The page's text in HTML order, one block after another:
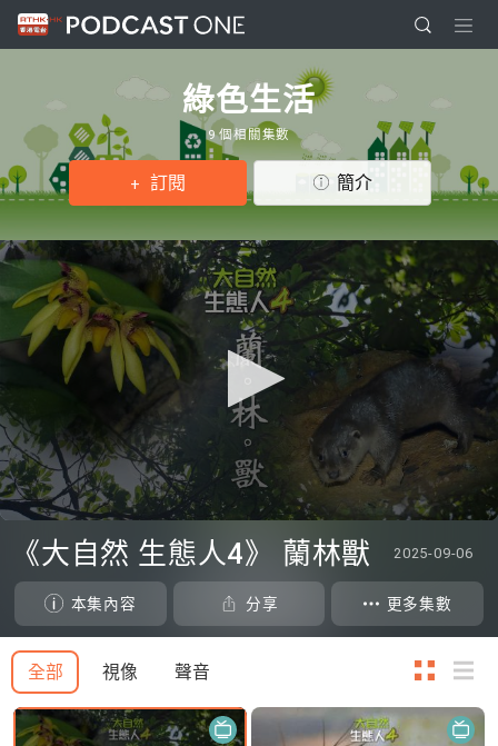
綠色生活
9 個相關集數
訂閱 簡介
seconds
seconds
《大自然 生態人4》 蘭林獸 2025-09-06
本集內容 分享 更多集數
全部 視像 聲音